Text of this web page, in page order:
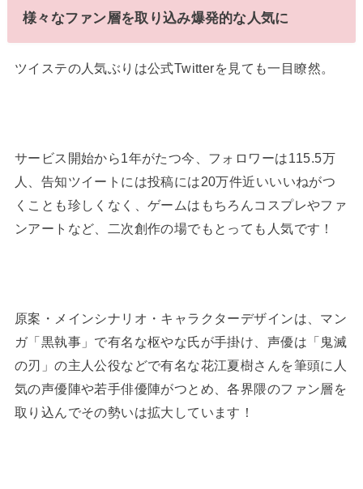
様々なファン層を取り込み爆発的な人気に
ツイステの人気ぶりは公式Twitterを見ても一目瞭然。
サービス開始から1年がたつ今、フォロワーは115.5万
人、告知ツイートには投稿には20万件近いいいねがつ
くことも珍しくなく、ゲームはもちろんコスプレやファ
ンアートなど、二次創作の場でもとっても人気です！
原案・メインシナリオ・キャラクターデザインは、マン
ガ「黒執事」で有名な枢やな氏が手掛け、声優は「鬼滅
の刃」の主人公役などで有名な花江夏樹さんを筆頭に人
気の声優陣や若手俳優陣がつとめ、各界隈のファン層を
取り込んでその勢いは拡大しています！